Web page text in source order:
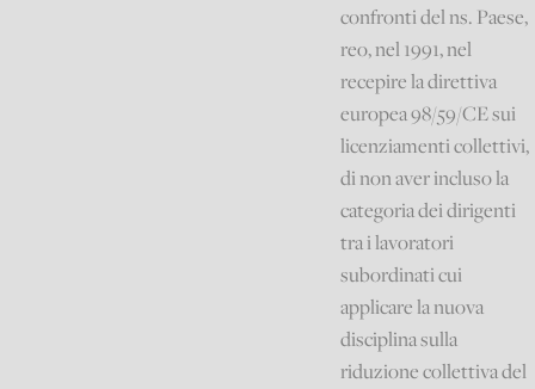
confronti del ns. Paese,
reo, nel 1991, nel
recepire la direttiva
europea 98/59/CE sui
licenziamenti collettivi,
di non aver incluso la
categoria dei dirigenti
tra i lavoratori
subordinati cui
applicare la nuova
disciplina sulla
riduzione collettiva del